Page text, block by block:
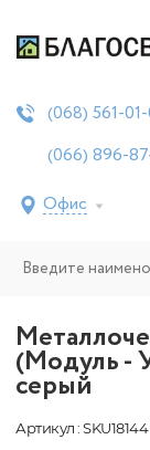
(068) 561-01-
(066) 896-
Офис
(Модуль -
серый
Артикул : SKU18144